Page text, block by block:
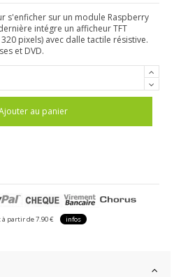
s'enficher sur un module Raspberry
intégre un afficheur TFT
pixels) avec dalle tactile résistive.
et DVD.
au panier
partir de 7.90 € infos